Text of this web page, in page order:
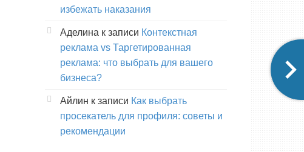
избежать наказания
Аделина к записи Контекстная
реклама vs Таргетированная
реклама: что выбрать для вашего
бизнеса?
Айлин к записи Как выбрать
просекатель для профиля: советы и
рекомендации